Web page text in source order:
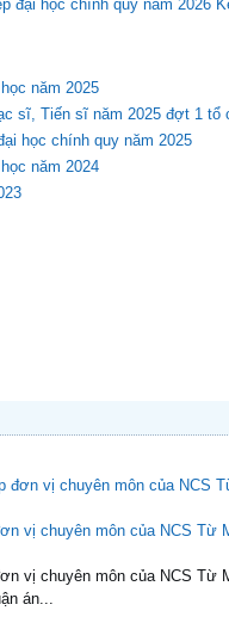
năm 2025
sĩ, Tiến sĩ năm 2025 đợt 1 tổ
học chính quy năm 2025
năm 2024
vị chuyên môn của NCS Từ
vị chuyên môn của NCS Từ